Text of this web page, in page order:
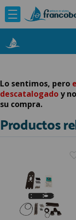
MARCAS
Acastillaje
Aforadores e
Cabuyeria
Confort a
Deportes
Electricidad
Electronica
Embarcaciones
Recordarme
Lo sentimos, pero
descatalogadoy
su compra.
Productos